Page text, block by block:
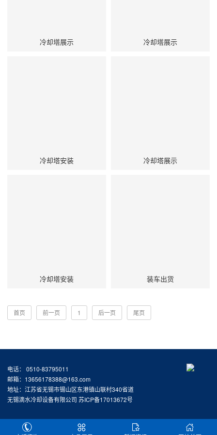
冷却塔展示 冷却塔展示
冷却塔安装 冷却塔展示
冷却塔安装 装车出货
首页 前一页 1 后一页 尾页
电话： 0510-83795011
邮箱：13656178388@163.com
地址：江苏省无锡市锡山区东港镇山联村340省道
无锡滴水冷却设备有限公司 苏ICP备17013672号